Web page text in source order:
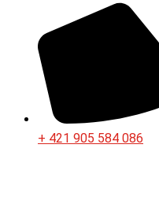
+ 421 905 584 086